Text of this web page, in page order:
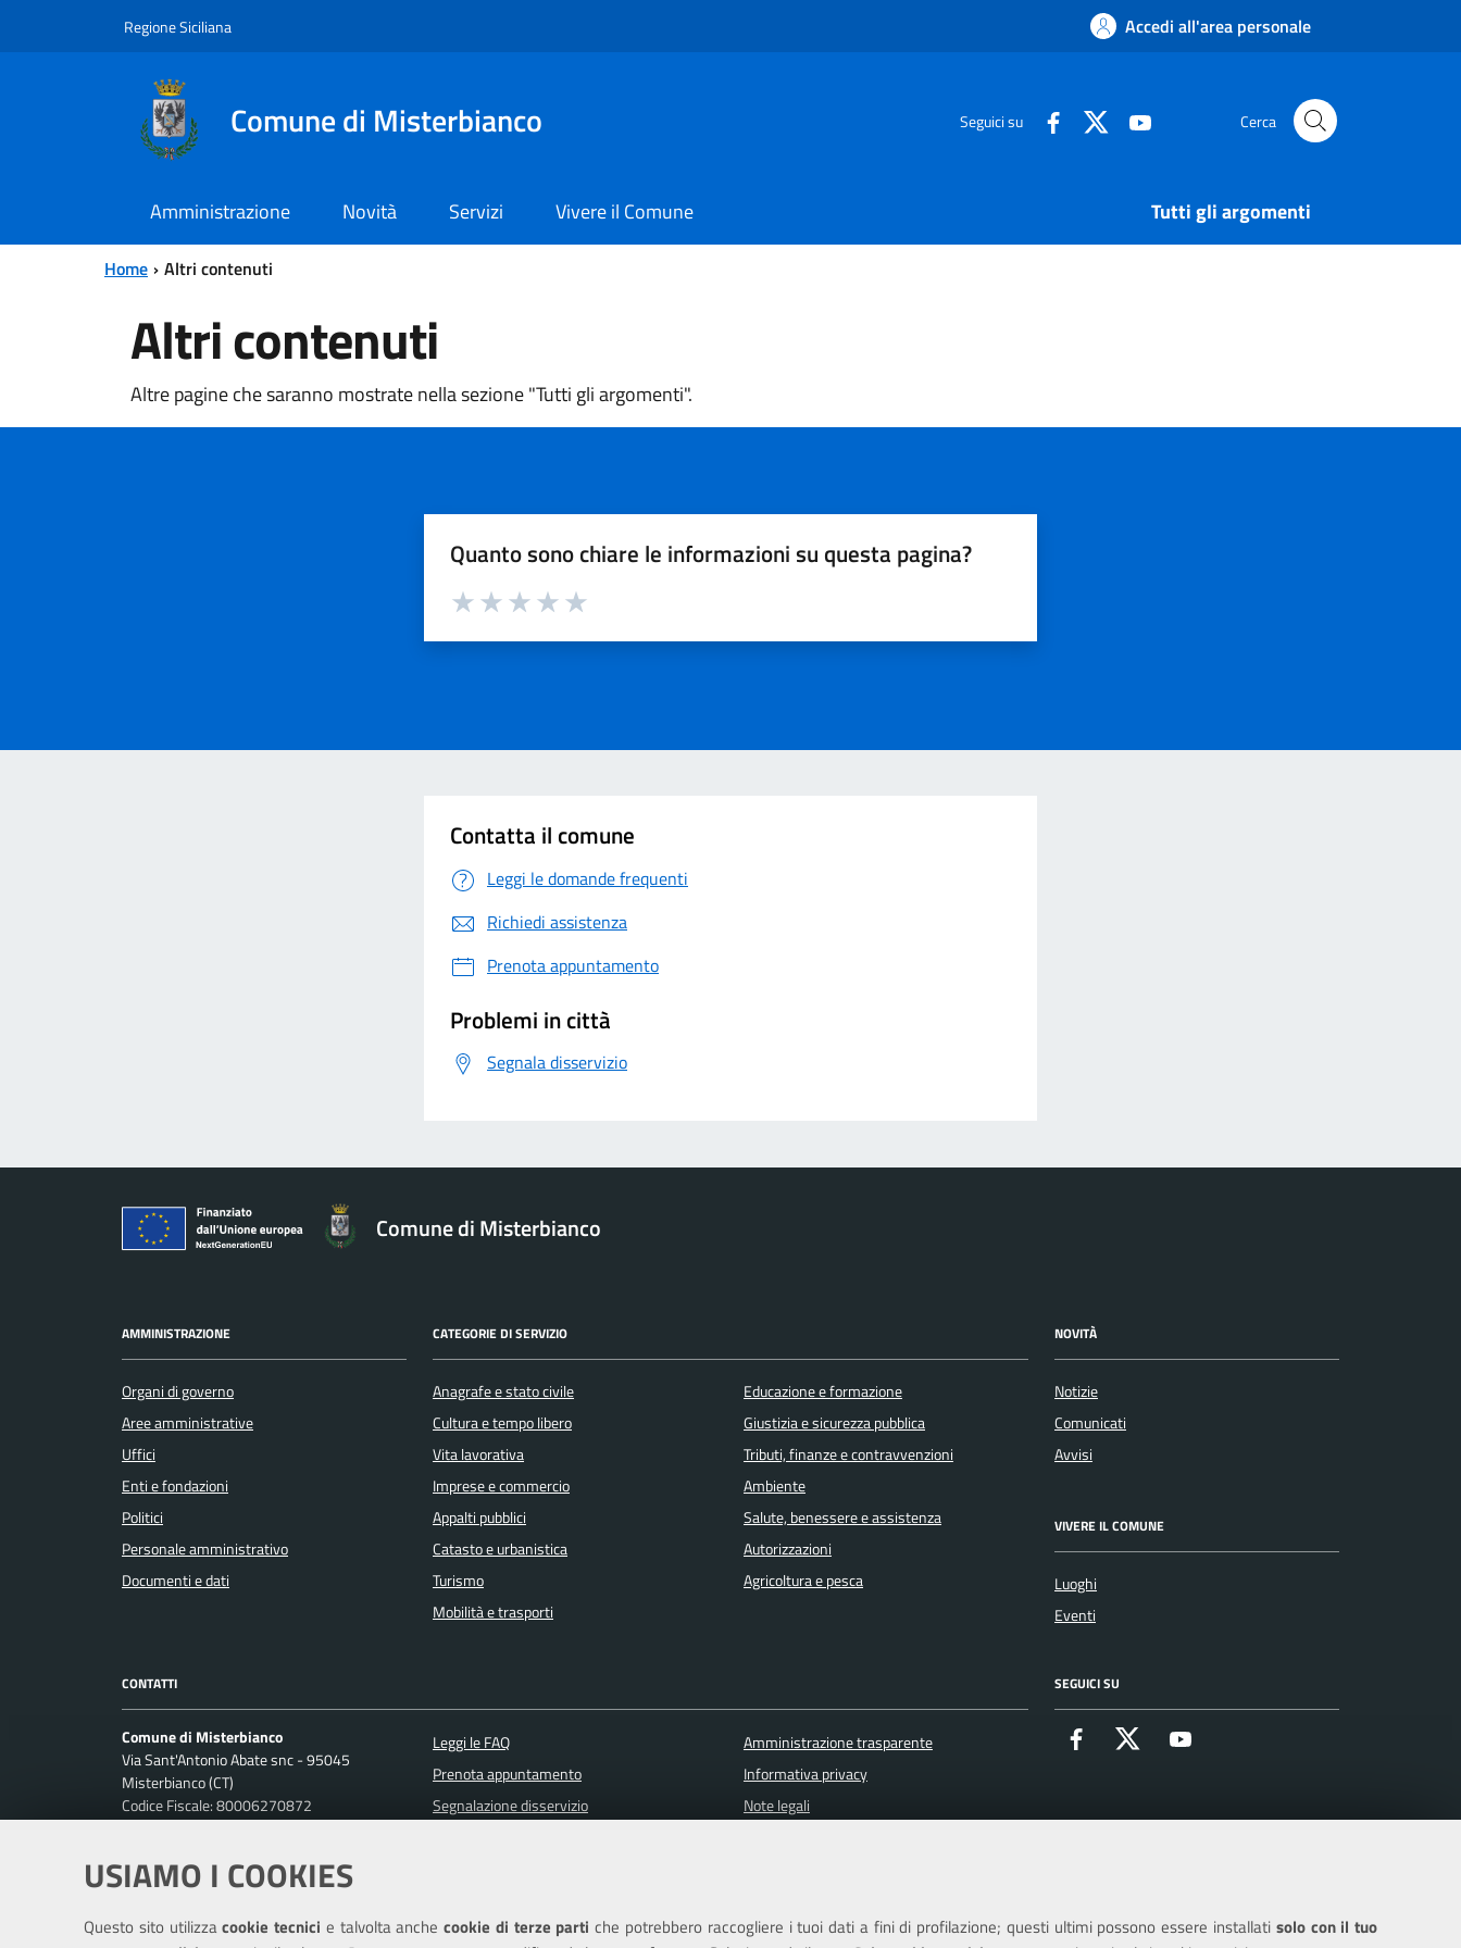
USIAMO I COOKIES
Questo sito utilizzacookie tecnici e talvolta anchecookie di terze parti che potrebbero raccogliere i tuoi dati a fini di profilazione; questi ultimi possono essere installati solo con il tuo
Regione Siciliana Accedi all'area personale
Comune di Misterbianco Seguici su Cerca
Amministrazione Novità Servizi Vivere il Comune Tutti gli argomenti
Home Altri contenuti
Altri contenuti
Altre pagine che saranno mostrate nella sezione "Tutti gli argomenti".
Quanto sono chiare le informazioni su questa pagina?
Contatta il comune
Leggi le domande frequenti
Richiedi assistenza
Prenota appuntamento
Problemi in città
Segnala disservizio
Comune di Misterbianco
AMMINISTRAZIONE
Organi di governo
Aree amministrative
Uffici
Enti e fondazioni
Politici
Personale amministrativo
Documenti e dati
CATEGORIE DI SERVIZIO
Anagrafe e stato civile
Cultura e tempo libero
Vita lavorativa
Imprese e commercio
Appalti pubblici
Catasto e urbanistica
Turismo
Mobilità e trasporti
Educazione e formazione
Giustizia e sicurezza pubblica
Tributi, finanze e contravvenzioni
Ambiente
Salute, benessere e assistenza
Autorizzazioni
Agricoltura e pesca
NOVITÀ
Notizie
Comunicati
Avvisi
VIVERE IL COMUNE
Luoghi
Eventi
CONTATTI
Comune di Misterbianco
Via Sant'Antonio Abate snc - 95045
Misterbianco (CT)
Codice Fiscale: 80006270872
Ufficio Relazioni con il Pubblico
protocollo.misterbianco@pec.it
Centralino unico: 095-7556200
Leggi le FAQ
Prenota appuntamento
Segnalazione disservizio
Amministrazione trasparente
Informativa privacy
Note legali
SEGUICI SU
Facebook